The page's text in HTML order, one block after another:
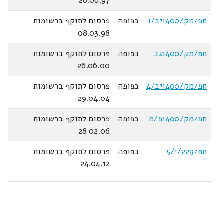
חפ/מק/1400יב/1
כפופה
פרסום לתוקף ברשומות
08.03.98
חפ/מק/1400גב
כפופה
פרסום לתוקף ברשומות
26.06.00
חפ/מק/1400יב/4
כפופה
פרסום לתוקף ברשומות
29.04.04
חפ/מק/1400פ/מ
כפופה
פרסום לתוקף ברשומות
28.02.06
חפ/229/י/5
כפופה
פרסום לתוקף ברשומות
24.04.12